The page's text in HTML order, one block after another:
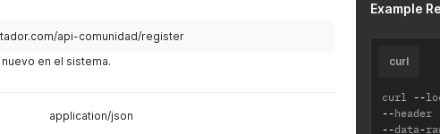
api-comunidad/register
en el sistema.
application/json
Example
curl
curl --
--header
--data-